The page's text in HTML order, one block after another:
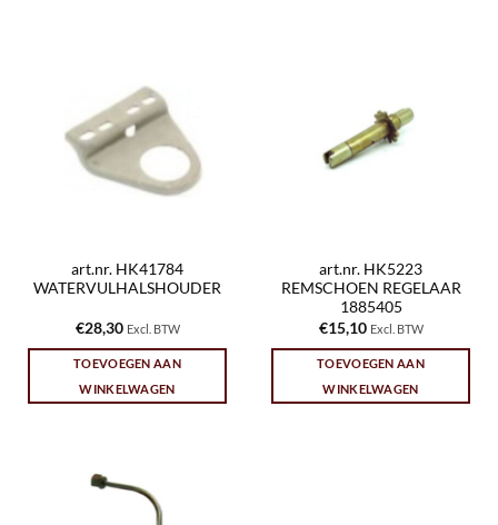
art.nr. HK41784
WATERVULHALSHOUDER
€28,30 Excl. BTW
TOEVOEGEN AAN
WINKELWAGEN
art.nr. HK5223
REMSCHOEN REGELAAR
1885405
€15,10 Excl. BTW
TOEVOEGEN AAN
WINKELWAGEN